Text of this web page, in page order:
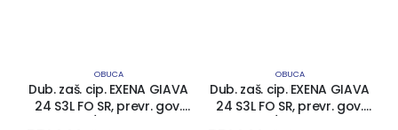
OBUCA
Dub. zaš. cip. EXENA GIAVA
24 S3L FO SR, prevr. gov.
OBUCA
Dub. zaš. cip. EXENA GIAVA
24 S3L FO SR, prevr. gov.